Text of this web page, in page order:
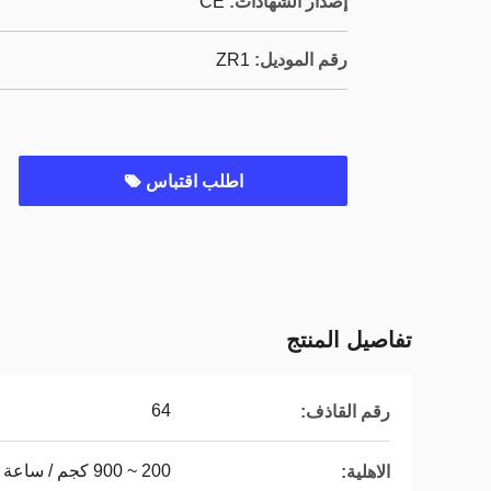
رقم الموديل: ZR1
اطلب اقتباس
تفاصيل المنتج
رقم القاذف: 64
الاهلية: 200 ~ 900 كجم / ساعة